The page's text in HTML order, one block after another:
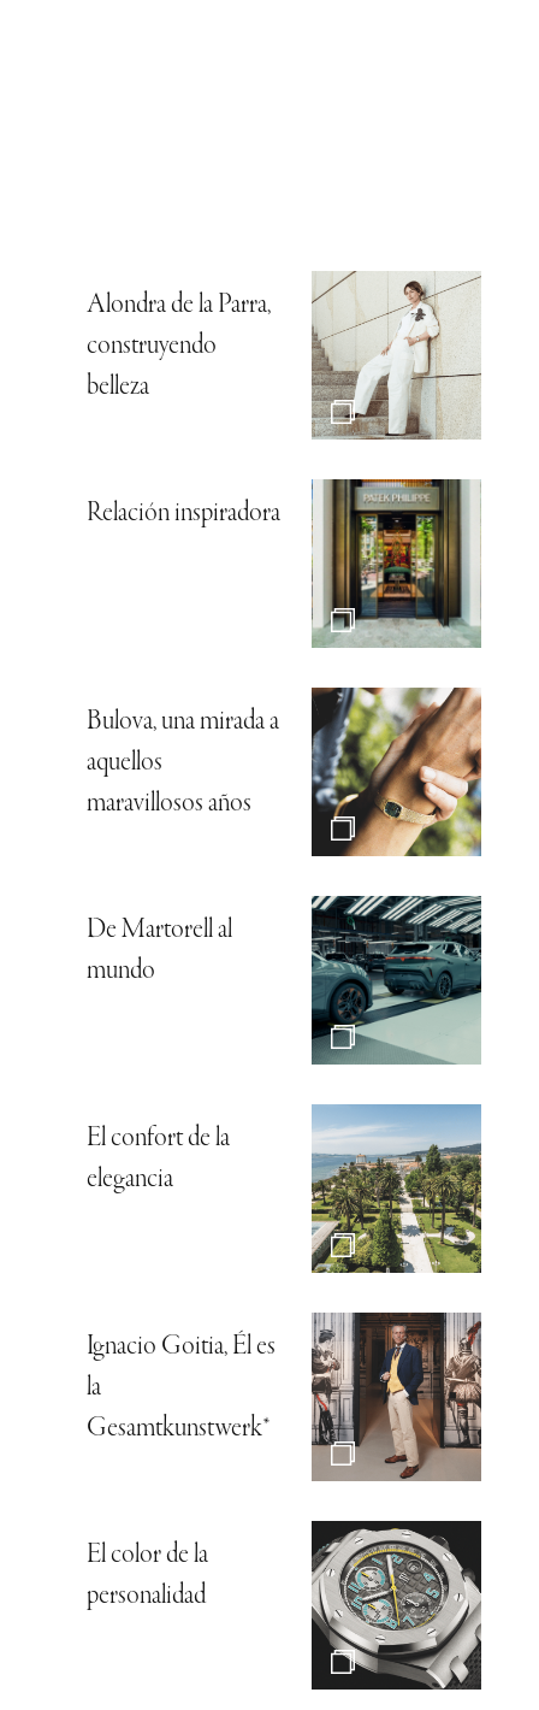
Alondra de la Parra,
construyendo
belleza
Relación inspiradora
Bulova, una mirada a
aquellos
maravillosos años
De Martorell al
mundo
El confort de la
elegancia
Ignacio Goitia, Él es
la
Gesamtkunstwerk*
El color de la
personalidad